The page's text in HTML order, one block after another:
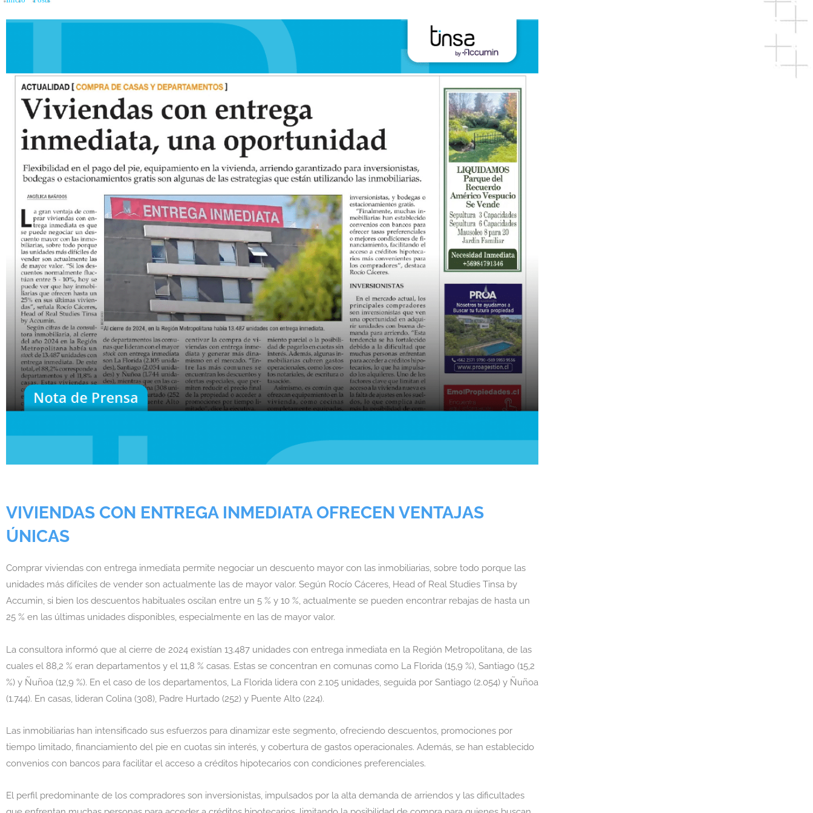
VIVIENDAS CON ENTREGA INMEDIATA OFRECEN VENTAJAS
ÚNICAS
Comprar viviendas con entrega inmediata permite negociar un descuento mayor con las inmobiliarias, sobre todo porque las
unidades más difíciles de vender son actualmente las de mayor valor. Según Rocío Cáceres, Head of Real Studies Tinsa by
Accumin, si bien los descuentos habituales oscilan entre un 5 % y 10 %, actualmente se pueden encontrar rebajas de hasta un
25 % en las últimas unidades disponibles, especialmente en las de mayor valor.
La consultora informó que al cierre de 2024 existían 13.487 unidades con entrega inmediata en la Región Metropolitana, de las
cuales el 88,2 % eran departamentos y el 11,8 % casas. Estas se concentran en comunas como La Florida (15,9 %), Santiago (15,2
%) y Ñuñoa (12,9 %). En el caso de los departamentos, La Florida lidera con 2.105 unidades, seguida por Santiago (2.054) y Ñuñoa
(1.744). En casas, lideran Colina (308), Padre Hurtado (252) y Puente Alto (224).
Las inmobiliarias han intensificado sus esfuerzos para dinamizar este segmento, ofreciendo descuentos, promociones por
tiempo limitado, financiamiento del pie en cuotas sin interés, y cobertura de gastos operacionales. Además, se han establecido
convenios con bancos para facilitar el acceso a créditos hipotecarios con condiciones preferenciales.
El perfil predominante de los compradores son inversionistas, impulsados por la alta demanda de arriendos y las dificultades